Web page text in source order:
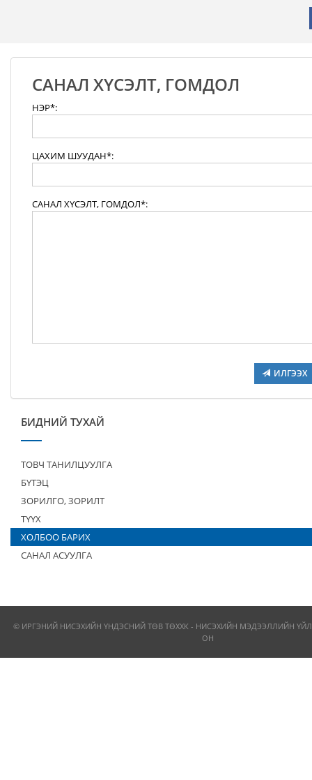
САНАЛ ХҮСЭЛТ, ГОМДОЛ
НЭР*:
ЦАХИМ ШУУДАН*:
САНАЛ ХҮСЭЛТ, ГОМДОЛ*:
ИЛГЭЭХ
БИДНИЙ ТУХАЙ
ТОВЧ ТАНИЛЦУУЛГА
БҮТЭЦ
ЗОРИЛГО, ЗОРИЛТ
ТҮҮХ
ХОЛБОО БАРИХ
САНАЛ АСУУЛГА
© ИРГЭНИЙ НИСЭХИЙН ҮНДЭСНИЙ ТӨВ ТӨХХК - НИСЭХИЙН МЭДЭЭЛЛИЙН
ОН